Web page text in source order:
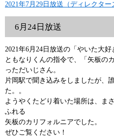
2021年7月29日放送（ディレクター
6月24日放送
2021年6月24日放送の「やいた大
ともなりくんの指令で、「矢板の
っただいじさん。
片岡駅で聞き込みをしましたが、
た。。
ようやくたどり着いた場所は、ま
ふれる
矢板のカリフォルニアでした。
ぜひご覧ください！